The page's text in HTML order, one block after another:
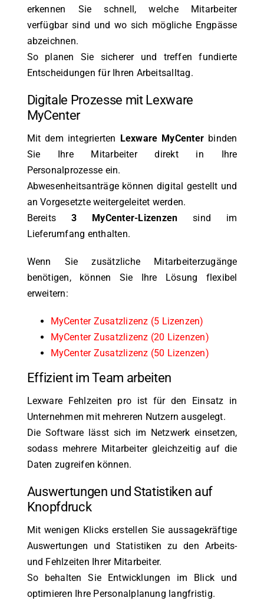
erkennen Sie schnell, welche Mitarbeiter
verfügbar sind und wo sich mögliche Engpässe
abzeichnen.
So planen Sie sicherer und treffen fundierte
Entscheidungen für Ihren Arbeitsalltag.
Digitale Prozesse mit Lexware
MyCenter
Mit dem integrierten Lexware MyCenter binden
Sie Ihre Mitarbeiter direkt in Ihre
Personalprozesse ein.
Abwesenheitsanträge können digital gestellt und
an Vorgesetzte weitergeleitet werden.
Bereits3 MyCenter-Lizenzen sind im
Lieferumfang enthalten.
Wenn Sie zusätzliche Mitarbeiterzugänge
benötigen, können Sie Ihre Lösung flexibel
erweitern:
MyCenter Zusatzlizenz (5 Lizenzen)
MyCenter Zusatzlizenz (20 Lizenzen)
MyCenter Zusatzlizenz (50 Lizenzen)
Effizient im Team arbeiten
Lexware Fehlzeiten pro ist für den Einsatz in
Unternehmen mit mehreren Nutzern ausgelegt.
Die Software lässt sich im Netzwerk einsetzen,
sodass mehrere Mitarbeiter gleichzeitig auf die
Daten zugreifen können.
Auswertungen und Statistiken auf
Knopfdruck
Mit wenigen Klicks erstellen Sie aussagekräftige
Auswertungen und Statistiken zu den Arbeits-
und Fehlzeiten Ihrer Mitarbeiter.
So behalten Sie Entwicklungen im Blick und
optimieren Ihre Personalplanung langfristig.